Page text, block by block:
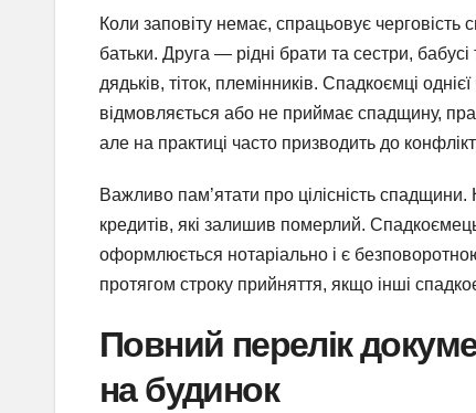
Коли заповіту немає, спрацьовує
батьки. Друга — рідні брати та сестри,
дядьків, тіток, племінників. Спадкоємці
відмовляється або не приймає спадщину,
але на практиці часто призводить до
Важливо пам’ятати про цілісність
кредитів, які залишив померлий.
оформлюється нотаріально і є
протягом строку прийняття, якщо інші
Повний перелік
на будинок